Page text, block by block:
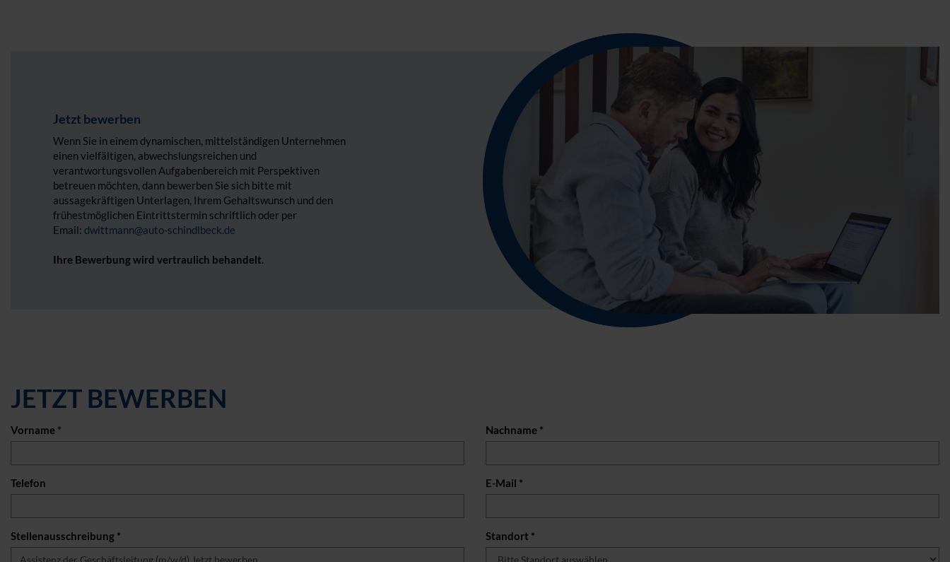
Jetzt bewerben
Wenn Sie in einem dynamischen, mittelständigen Unternehmen
einen vielfältigen, abwechslungsreichen und
verantwortungsvollen Aufgabenbereich mit Perspektiven
betreuen möchten, dann bewerben Sie sich bitte mit
aussagekräftigen Unterlagen, Ihrem Gehaltswunsch und den
frühestmöglichen Eintrittstermin schriftlich oder per
Email: dwittmann@auto-schindlbeck.de
Ihre Bewerbung wird vertraulich behandelt.
JETZT BEWERBEN
Vorname * Nachname *
Telefon E-Mail *
Stellenausschreibung * Standort *